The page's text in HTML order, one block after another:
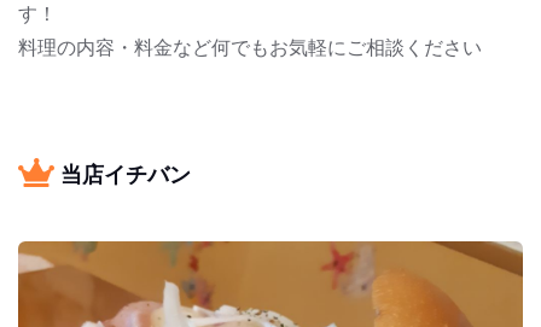
す！
料理の内容・料金など何でもお気軽にご相談ください
当店イチバン